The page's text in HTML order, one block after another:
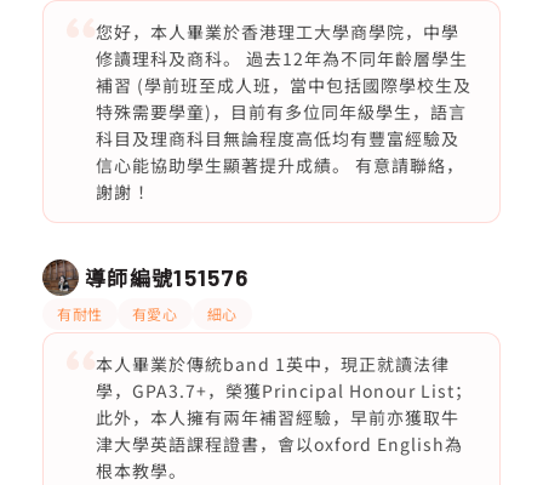
您好，本人畢業於香港理工大學商學院，中學
修讀理科及商科。 過去12年為不同年齡層學生
補習 (學前班至成人班，當中包括國際學校生及
特殊需要學童)，目前有多位同年級學生，語言
科目及理商科目無論程度高低均有豐富經驗及
信心能協助學生顯著提升成績。 有意請聯絡，
謝謝 ！
導師編號151576
有耐性 有愛心 細心
本人畢業於傳統band 1英中，現正就讀法律
學，GPA3.7+，榮獲Principal Honour List；
此外，本人擁有兩年補習經驗，早前亦獲取牛
津大學英語課程證書，會以oxford English為
根本教學。